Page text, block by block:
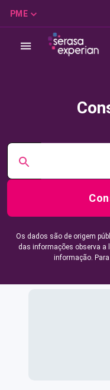
PME
Os dados são de origem
das informações observa a
informação.